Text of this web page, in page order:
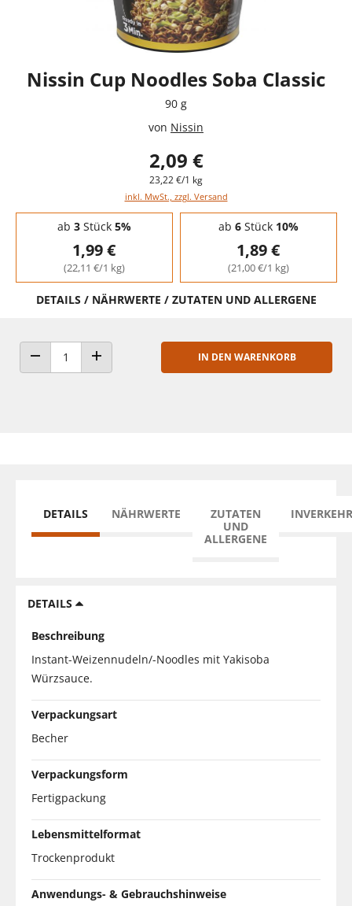
Nissin Cup Noodles Soba Classic
90 g
von Nissin
2,09 €
23,22 €/1 kg
inkl. MwSt., zzgl. Versand
Staffelpreise - Mengenrabatt
ab 3Stück 5%
1,99 €
(22,11 €/1 kg)
ab 6Stück 10%
1,89 €
(21,00 €/1 kg)
DETAILS / NÄHRWERTE / ZUTATEN UND ALLERGENE
ANZAHL VERRINGERNANZAHL ERHÖHEN
IN DEN WARENKORB
DETAILS NÄHRWERTE
ZUTATEN
UND
ALLERGENE
DETAILS
Beschreibung
Instant-Weizennudeln/-Noodles mit Yakisoba
Würzsauce.
Verpackungsart
Becher
Verpackungsform
Fertigpackung
Lebensmittelformat
Trockenprodukt
Anwendungs- & Gebrauchshinweise